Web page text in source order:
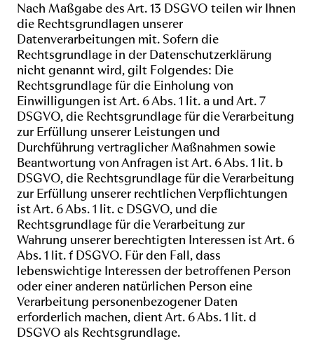
Nach Maßgabe des Art. 13 DSGVO teilen wir Ihnen
die Rechtsgrundlagen unserer
Datenverarbeitungen mit. Sofern die
Rechtsgrundlage in der Datenschutzerklärung
nicht genannt wird, gilt Folgendes: Die
Rechtsgrundlage für die Einholung von
Einwilligungen ist Art. 6 Abs. 1 lit. a und Art. 7
DSGVO, die Rechtsgrundlage für die Verarbeitung
zur Erfüllung unserer Leistungen und
Durchführung vertraglicher Maßnahmen sowie
Beantwortung von Anfragen ist Art. 6 Abs. 1 lit. b
DSGVO, die Rechtsgrundlage für die Verarbeitung
zur Erfüllung unserer rechtlichen Verpflichtungen
ist Art. 6 Abs. 1 lit. c DSGVO, und die
Rechtsgrundlage für die Verarbeitung zur
Wahrung unserer berechtigten Interessen ist Art. 6
Abs. 1 lit. f DSGVO. Für den Fall, dass
lebenswichtige Interessen der betroffenen Person
oder einer anderen natürlichen Person eine
Verarbeitung personenbezogener Daten
erforderlich machen, dient Art. 6 Abs. 1 lit. d
DSGVO als Rechtsgrundlage.